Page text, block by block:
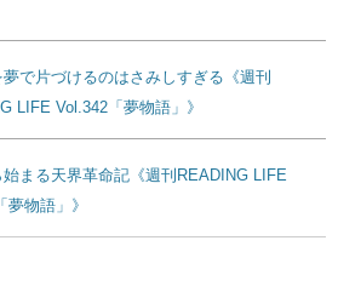
で片づけるのはさみしすぎる《週刊
LIFE Vol.342「夢物語」》
まる天界革命記《週刊READING LIFE
夢物語」》